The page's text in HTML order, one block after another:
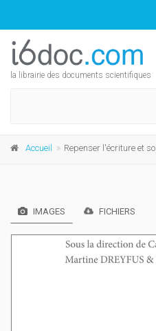
la librairie des documents scientifiques
Accueil Repenser l'écriture et son évaluation au primaire et au secondaire
IMAGES FICHIERS